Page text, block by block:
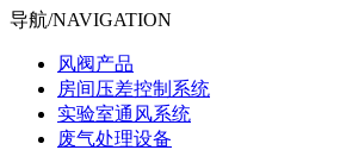
导航/NAVIGATION
风阀产品
房间压差控制系统
实验室通风系统
废气处理设备